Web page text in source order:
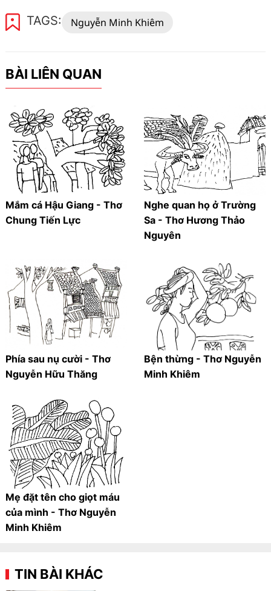
TAGS: Nguyễn Minh Khiêm
BÀI LIÊN QUAN
Mắm cá Hậu Giang - Thơ
Chung Tiến Lực
Nghe quan họ ở Trường
Sa - Thơ Hương Thảo
Nguyên
Phía sau nụ cười - Thơ
Nguyễn Hữu Thăng
Bện thừng - Thơ Nguyễn
Minh Khiêm
Mẹ đặt tên cho giọt máu
của mình - Thơ Nguyễn
Minh Khiêm
TIN BÀI KHÁC